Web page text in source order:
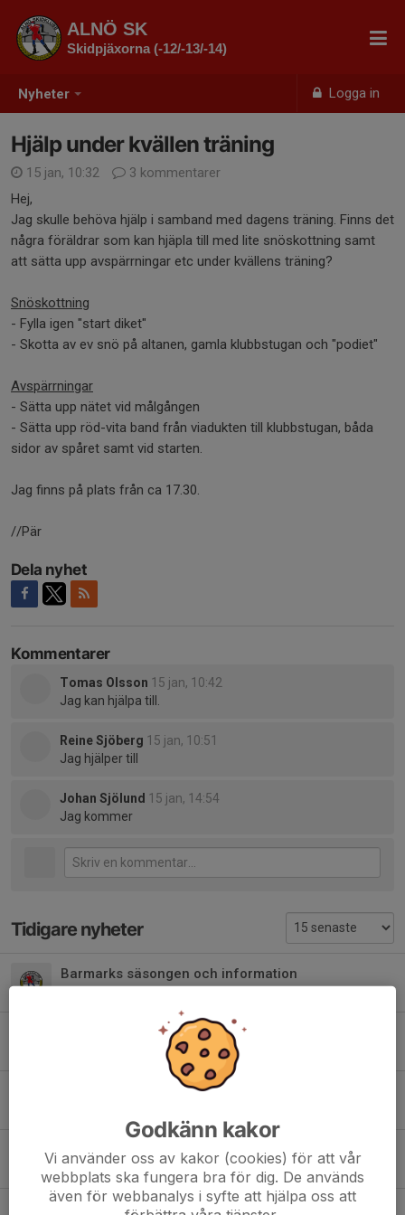
Nyheter Logga in
ALNÖ SK
Skidpjäxorna (-12/-13/-14)
Hjälp under kvällen träning
15 jan, 10:32
3 kommentarer
Hej,
Jag skulle behöva hjälp i samband med dagens träning. Finns det
några föräldrar som kan hjäpla till med lite snöskottning samt
att sätta upp avspärrningar etc under kvällens träning?
Snöskottning
- Fylla igen "start diket"
- Skotta av ev snö på altanen, gamla klubbstugan och "podiet"
Avspärrningar
- Sätta upp nätet vid målgången
- Sätta upp röd-vita band från viadukten till klubbstugan, båda
sidor av spåret samt vid starten.
Jag finns på plats från ca 17.30.
//Pär
Dela nyhet
Kommentarer
Tomas Olsson 15 jan, 10:42
Jag kan hjälpa till.
Reine Sjöberg 15 jan, 10:51
Jag hjälper till
Johan Sjölund 15 jan, 14:54
Jag kommer
Tidigare nyheter
Barmarks säsongen och information
Slut på skidsäsongen
4
Ta med både skate och klassiskt imorgon
15 feb, 21:18
Info ang Luckstaskidan
Godkänn kakor
Vi använder oss av kakor (cookies) för att vår
webbplats ska fungera bra för dig. De används
även för webbanalys i syfte att hjälpa oss att